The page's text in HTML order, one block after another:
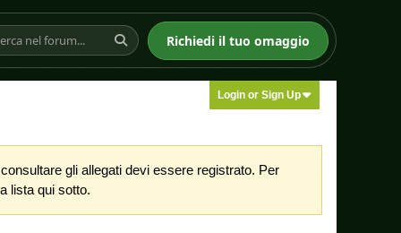
Richiedi il tuo omaggio
Login or Sign Up
gli allegati devi essere registrato. Per
lista qui sotto.